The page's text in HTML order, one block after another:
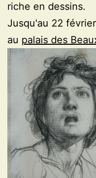
riche en dessins.
Jusqu'au 22 février
au palais des